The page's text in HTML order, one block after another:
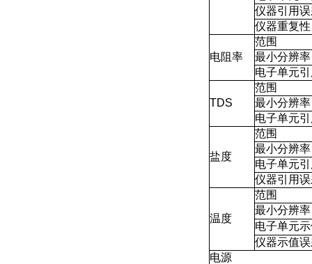
仪器引用
仪器重复性
电阻率
范围
最小分辨率
电子单元
TDS
范围
最小分辨率
电子单元
盐度
范围
最小分辨率
电子单元
仪器引用
温度
范围
最小分辨率
电子单元
仪器示值
电源